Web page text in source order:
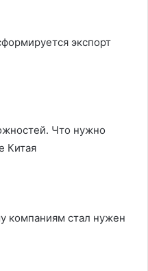
экспорт
Что нужно
Китая
компаниям стал нужен